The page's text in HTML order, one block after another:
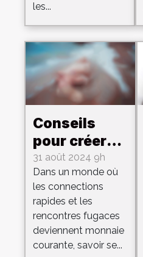
les...
Conseils
pour créer
une annonce
attirante sur
un site de
rencontres
éphémères
31 août 2024 9h
Dans un monde où
les connections
rapides et les
rencontres fugaces
deviennent monnaie
courante, savoir se...